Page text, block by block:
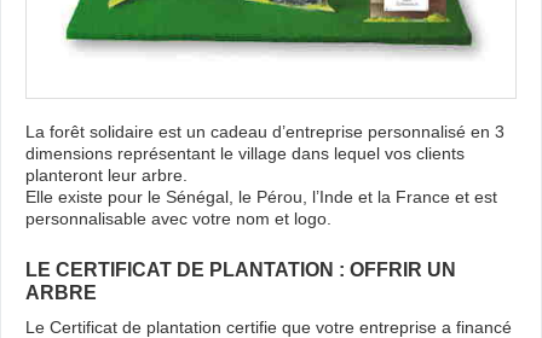
La forêt solidaire est un cadeau d’entreprise personnalisé en 3
dimensions représentant le village dans lequel vos clients
planteront leur arbre.
Elle existe pour le Sénégal, le Pérou, l’Inde et la France et est
personnalisable avec votre nom et logo.
LE CERTIFICAT DE PLANTATION : OFFRIR UN
ARBRE
Le Certificat de plantation certifie que votre entreprise a financé